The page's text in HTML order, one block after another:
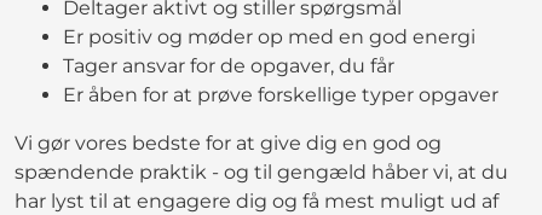
Deltager aktivt og stiller spørgsmål
Er positiv og møder op med en god energi
Tager ansvar for de opgaver, du får
Er åben for at prøve forskellige typer opgaver
Vi gør vores bedste for at give dig en god og
spændende praktik - og til gengæld håber vi, at du
har lyst til at engagere dig og få mest muligt ud af